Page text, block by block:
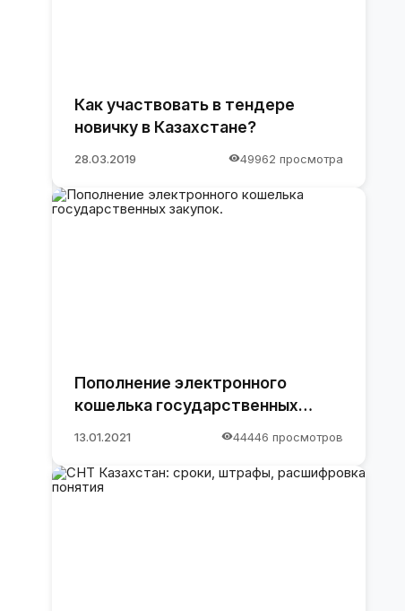
Как участвовать в тендере
новичку в Казахстане?
28.03.2019 49962 просмотра
Пополнение электронного
кошелька государственных
13.01.2021 44446 просмотров